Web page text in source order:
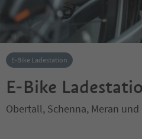
E-Bike Ladestation
E-Bike
Obertall, Schenna, Meran